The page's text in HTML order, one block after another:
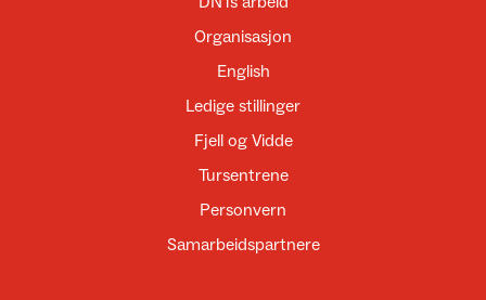
Organisasjon
English
Ledige stillinger
Fjell og Vidde
Tursentrene
Personvern
Samarbeidspartnere